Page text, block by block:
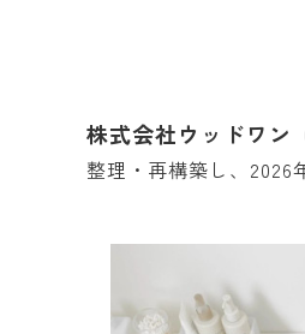
株式会社ウッドワン
整理・再構築し、2026